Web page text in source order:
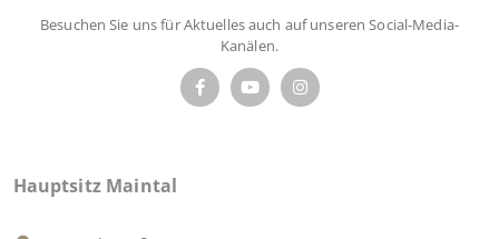
Besuchen Sie uns für Aktuelles auch auf unseren Social-Media-
Kanälen.
Hauptsitz Maintal